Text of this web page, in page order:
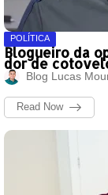
POLÍTICA
Blogueiro da
dor de
Blog Lucas
Read Now